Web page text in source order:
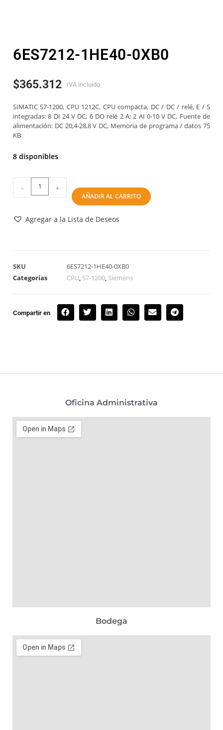
6ES7212-1HE40-0XB0
$365.312 IVA incluido
SIMATIC S7-1200, CPU 1212C, CPU compacta, DC / DC / relé, E / S
integradas: 8 DI 24 V DC; 6 DO relé 2 A; 2 AI 0-10 V DC, Fuente de
alimentación: DC 20,4-28,8 V DC, Memoria de programa / datos 75
KB
8 disponibles
- +
AÑADIR AL CARRITO
Agregar a la Lista de Deseos
SKU
6ES7212-1HE40-0XB0
Categorías
CPU, S7-1200, Siemens
Compartir en
Oficina Administrativa
Bodega